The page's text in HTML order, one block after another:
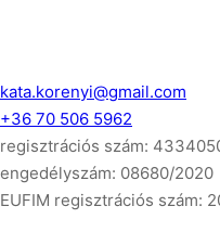
kata.korenyi@gmail.com
+36 70 506 5962
regisztrációs szám:
engedélyszám: 08680/2020
EUFIM regisztrációs szám: